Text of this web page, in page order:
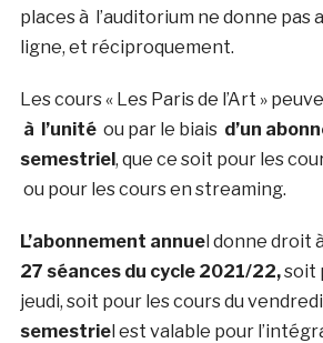
places à l’auditorium ne donne pas
ligne, et réciproquement.
Les cours « Les Paris de l’Art »
à l’unitéou par le biais d’un
semestriel, que ce soit pour les
ou pour les cours en streaming.
L’abonnement annuel donne droit
27 séances du cycle 2021/22,soit
jeudi, soit pour les cours du
semestriel est valable pour